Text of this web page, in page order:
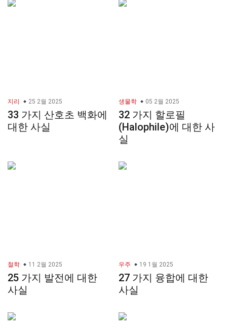
지리 25 2월 2025
33 가지 산호초 백화에
대한 사실
생물학 05 2월 2025
32 가지 할로필
(Halophile)에 대한 사
실
철학 11 2월 2025
25 가지 발전에 대한
사실
우주 19 1월 2025
27 가지 융합에 대한
사실